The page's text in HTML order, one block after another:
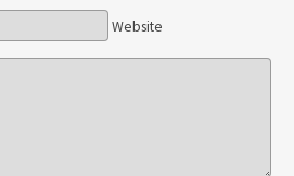
Website